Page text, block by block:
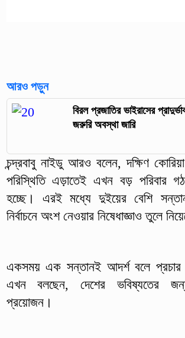
আরও পড়ুন
বিরল প্রজাতির ভাইরাসের
জরুরি অবস্থা জারি
চন্দ্রবাবু নাইডু আরও বলেন, দক্ষিণ
পরিস্থিতি এড়াতেই এখন বড় পরিবার
হচ্ছে। এরই মধ্যে দুইয়ের বেশি
নির্বাচনে অংশ নেওয়ার নিষেধাজ্ঞাও তুলে
একসময় এক সন্তানই আদর্শ বলে প্রচার
এখন বলছেন, দেশের ভবিষ্যতের
প্রয়োজন।